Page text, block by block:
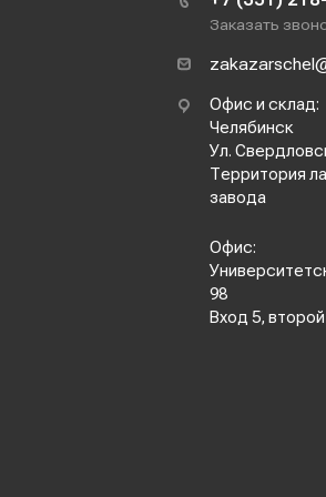
Заказать
Офис и склад:
Челябинск
Ул.
Территория
завода
Офис:
98
Вход 5,